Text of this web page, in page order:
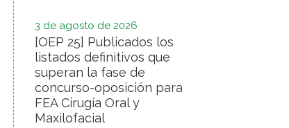
3 de agosto de 2026
[OEP 25] Publicados los
listados definitivos que
superan la fase de
concurso-oposición para
FEA Cirugía Oral y
Maxilofacial